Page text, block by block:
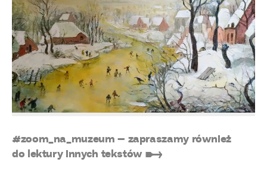
#zoom_na_muzeum – zapraszamy również
do lektury innych tekstów ➸